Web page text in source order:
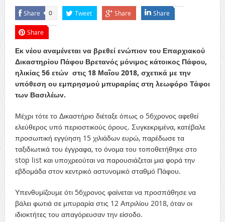
Share 0 Tweet Share Share
Share
Εκ νέου αναμένεται να βρεθεί ενώπιον του Επαρχιακού
Δικαστηρίου Πάφου Βρετανός μόνιμος κάτοικος Πάφου,
ηλικίας 56 ετών στις 18 Μαΐου 2018, σχετικά με την
υπόθεση ου εμπρησμού μπυραρίας στη λεωφόρο Τάφοι
των Βασιλέων.
Μέχρι τότε το Δικαστήριο διέταξε όπως ο 56χρονος αφεθεί
ελεύθερος υπό περιοστικούς όρους. Συγκεκριμένα, κατέβαλε
προσωπική εγγύηση 15 χιλιάδων ευρώ, παρέδωσε τα
ταξιδιωτικά του έγγραφα, το όνομα του τοποθετήθηκε στο
stop list και υποχρεούται να παρουσιάζεται μια φορά την
εβδομάδα στον κεντρικό αστυνομικό σταθμό Πάφου.
Υπενθυμίζουμε ότι 56χρονος φαίνεται να προσπάθησε να
βάλει φωτιά σε μπυραρία στις 12 Απριλίου 2018, όταν οι
ιδιοκτήτες του απαγόρευσαν την είσοδο.